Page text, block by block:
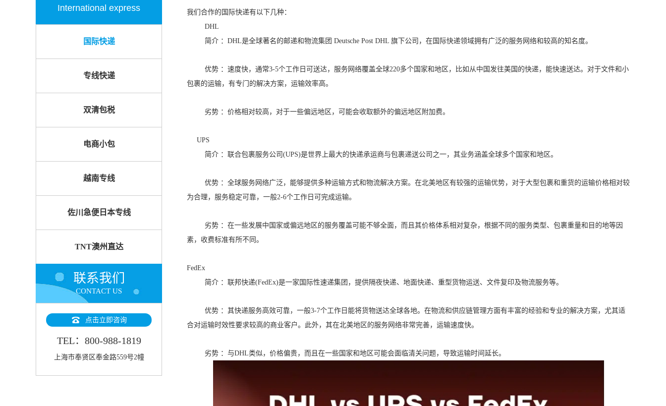
International express
国际快递
专线快递
双清包税
电商小包
越南专线
佐川急便日本专线
TNT澳州直达
联系我们
CONTACT US
点击立即咨询
TEL：800-988-1819
上海市奉贤区奉金路559号2幢
我们合作的国际快递有以下几种：
DHL
简介 ：DHL是全球著名的邮递和物流集团 Deutsche Post DHL 旗下公司，在国际快递领域拥有广泛的服务网络和较高的知名度。
优势 ：速度快，通常3-5个工作日可送达，服务网络覆盖全球220多个国家和地区，比如从中国发往美国的快递，能快速送达。对于文件和小
包裹的运输，有专门的解决方案，运输效率高。
劣势 ：价格相对较高，对于一些偏远地区，可能会收取额外的偏远地区附加费。
UPS
简介 ：联合包裹服务公司(UPS)是世界上最大的快递承运商与包裹递送公司之一，其业务涵盖全球多个国家和地区。
优势 ：全球服务网络广泛，能够提供多种运输方式和物流解决方案。在北美地区有较强的运输优势，对于大型包裹和重货的运输价格相对较
为合理，服务稳定可靠，一般2-6个工作日可完成运输。
劣势 ：在一些发展中国家或偏远地区的服务覆盖可能不够全面，而且其价格体系相对复杂，根据不同的服务类型、包裹重量和目的地等因
素，收费标准有所不同。
FedEx
简介 ：联邦快递(FedEx)是一家国际性速递集团，提供隔夜快递、地面快递、重型货物运送、文件复印及物流服务等。
优势 ：其快递服务高效可靠，一般3-7个工作日能将货物送达全球各地。在物流和供应链管理方面有丰富的经验和专业的解决方案，尤其适
合对运输时效性要求较高的商业客户。此外，其在北美地区的服务网络非常完善，运输速度快。
劣势 ：与DHL类似，价格偏贵，而且在一些国家和地区可能会面临清关问题，导致运输时间延长。